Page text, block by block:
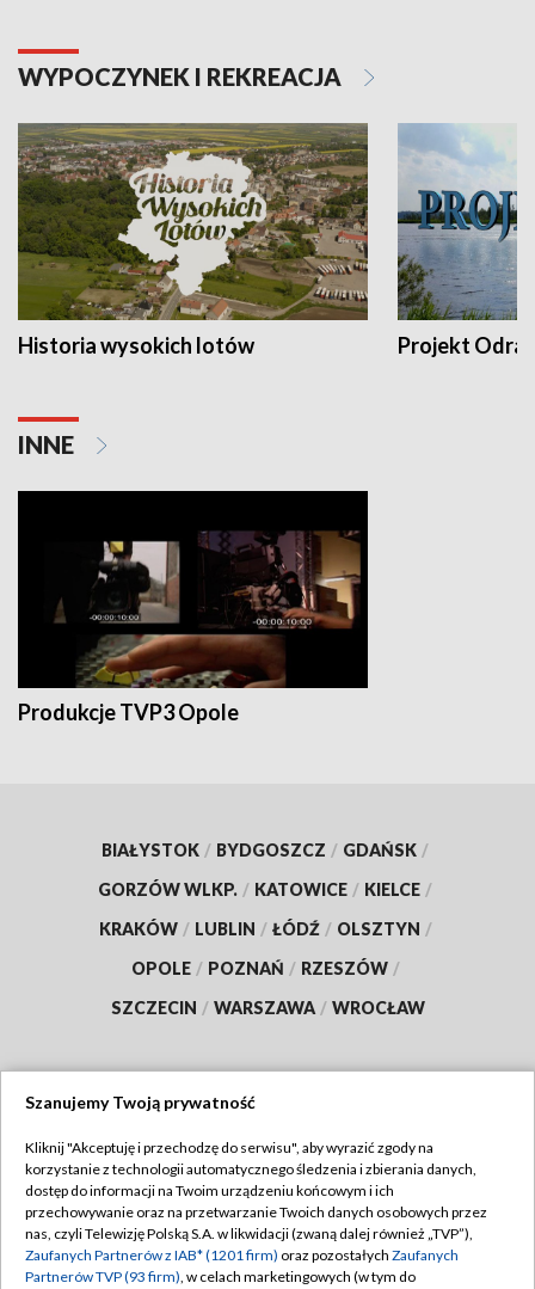
WYPOCZYNEK I REKREACJA
Historia wysokich lotów Projekt Odra
INNE
Produkcje TVP3 Opole
BIAŁYSTOK / BYDGOSZCZ / GDAŃSK /
GORZÓW WLKP. / KATOWICE / KIELCE /
KRAKÓW / LUBLIN / ŁÓDŹ / OLSZTYN /
OPOLE / POZNAŃ / RZESZÓW /
SZCZECIN / WARSZAWA / WROCŁAW
TVP
Abonament TVP
Emisja w TVP
Regulamin TVP
Polityka prywatności
Szanujemy Twoją prywatność
Kliknij "Akceptuję i przechodzę do serwisu", aby wyrazić zgody na
korzystanie z technologii automatycznego śledzenia i zbierania danych,
dostęp do informacji na Twoim urządzeniu końcowym i ich
przechowywanie oraz na przetwarzanie Twoich danych osobowych przez
nas, czyli Telewizję Polską S.A. w likwidacji (zwaną dalej również „TVP”),
Zaufanych Partnerów z IAB* (1201 firm) oraz pozostałych Zaufanych
Partnerów TVP (93 firm), w celach marketingowych (w tym do